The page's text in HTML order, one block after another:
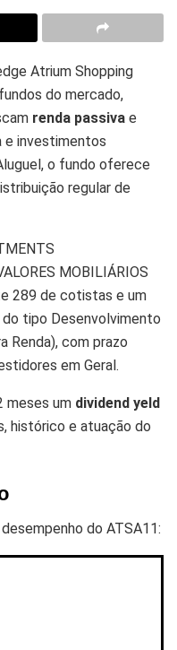
Atrium Shopping
do mercado,
renda passiva e
e investimentos
o fundo oferece
regular de
MOBILIÁRIOS
289 de cotistas e um
tipo Desenvolvimento
Renda), com prazo
em Geral.
meses um dividend yeld
histórico e atuação do
do ATSA11: